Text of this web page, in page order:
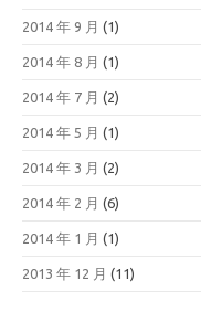
2014 年 9 月 (1)
2014 年 8 月 (1)
2014 年 7 月 (2)
2014 年 5 月 (1)
2014 年 3 月 (2)
2014 年 2 月 (6)
2014 年 1 月 (1)
2013 年 12 月 (11)